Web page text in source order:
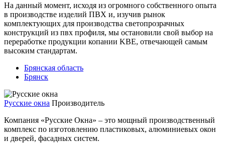
На данный момент, исходя из огромного собственного опыта
в производстве изделий ПВХ и, изучив рынок
комплектующих для производства светопрозрачных
конструкций из пвх профиля, мы остановили свой выбор на
переработке продукции копании KBE, отвечающей самым
высоким стандартам.
Брянская область
Брянск
Русские окна Производитель
Компания «Русские Окна» – это мощный производственный
комплекс по изготовлению пластиковых, алюминиевых окон
и дверей, фасадных систем.